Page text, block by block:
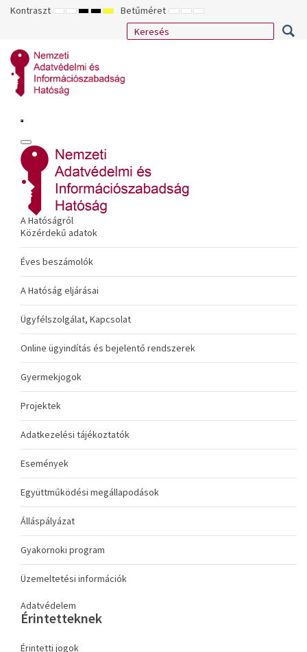
Kontraszt ALAPÉRTELMEZETT
ÉJSZAKAI
NAGY
KONTRASZTÚ
NAGY
KONTRASZTÚ
NAGY
KONTRASZTÚ
SÁRGA
FEKETE
Betűméret KISEBB
BETŰTÍPUS
ALAPÉRTELMEZETT
BETŰMÉRET
NAGYOBB
BETŰMÉRET
A Hatóságról
Közérdekű adatok
Éves beszámolók
A Hatóság eljárásai
Ügyfélszolgálat, Kapcsolat
Online ügyindítás és bejelentő rendszerek
Gyermekjogok
Projektek
Adatkezelési tájékoztatók
Események
Együttműködési megállapodások
Álláspályázat
Gyakornoki program
Üzemeltetési információk
Adatvédelem
Érintetteknek
Érintetti jogok